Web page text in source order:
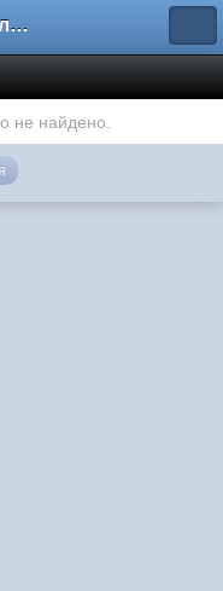
Форум владельцев интернет-магазинов
не найдено.